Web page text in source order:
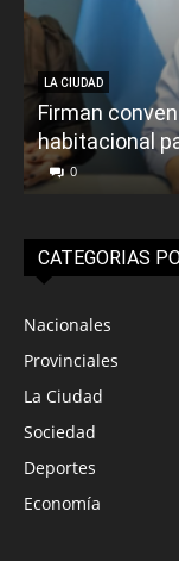
LA CIUDAD
Firman
habitacional
0
CATEGORIAS
Nacionales
Provinciales
La Ciudad
Sociedad
Deportes
Economía